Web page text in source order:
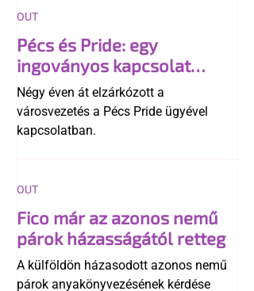
Pécs és Pride: egy
ingoványos kapcsolat
története
Négy éven át elzárkózott a
városvezetés a Pécs Pride ügyével
kapcsolatban.
OUT
Fico már az azonos nemű
párok házasságától retteg
A külföldön házasodott azonos nemű
párok anyakönyvezésének kérdése
OUT